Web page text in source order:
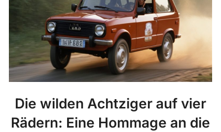
Die wilden Achtziger auf vier
Rädern: Eine Hommage an die